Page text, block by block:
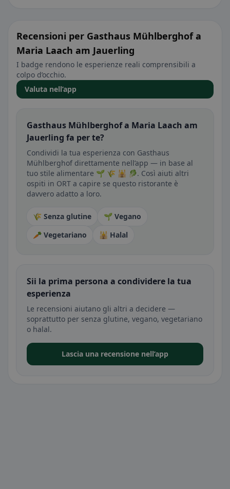
Recensioni per Gasthaus Mühlberghof a
Maria Laach am Jauerling
I badge rendono le esperienze reali comprensibili a
colpo d’occhio.
Valuta nell’app
Gasthaus Mühlberghof a Maria Laach am
Jauerling fa per te?
Condividi la tua esperienza con Gasthaus
Mühlberghof direttamente nell’app — in base al
tuo stile alimentare 🌱 🌾 🕌 🥬. Così aiuti altri
ospiti in ORT a capire se questo ristorante è
davvero adatto a loro.
🌾 Senza glutine
🌱 Vegano
🥕 Vegetariano
🕌 Halal
Sii la prima persona a condividere la tua
esperienza
Le recensioni aiutano gli altri a decidere —
soprattutto per senza glutine, vegano, vegetariano
o halal.
Lascia una recensione nell’app